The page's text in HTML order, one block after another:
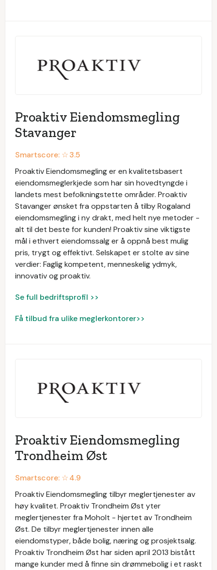
Proaktiv Eiendomsmegling
Stavanger
Smartscore: ☆3.5
Proaktiv Eiendomsmegling er en kvalitetsbasert
eiendomsmeglerkjede som har sin hovedtyngde i
landets mest befolkningstette områder. Proaktiv
Stavanger ønsket fra oppstarten å tilby Rogaland
eiendomsmegling i ny drakt, med helt nye metoder -
alt til det beste for kunden! Proaktiv sine viktigste
mål i ethvert eiendomssalg er å oppnå best mulig
pris, trygt og effektivt. Selskapet er stolte av sine
verdier: Faglig kompetent, menneskelig ydmyk,
innovativ og proaktiv.
Se full bedriftsprofil >>
Få tilbud fra ulike meglerkontorer>>
Proaktiv Eiendomsmegling
Trondheim Øst
Smartscore: ☆4.9
Proaktiv Eiendomsmegling tilbyr meglertjenester av
høy kvalitet. Proaktiv Trondheim Øst yter
meglertjenester fra Moholt - hjertet av Trondheim
Øst. De tilbyr meglertjenester innen alle
eiendomstyper, både bolig, næring og prosjektsalg.
Proaktiv Trondheim Øst har siden april 2013 bistått
mange kunder med å finne sin drømmebolig i et raskt